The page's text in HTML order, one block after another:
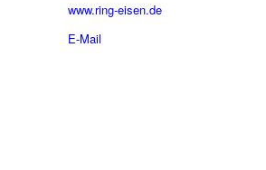
www.ring-eisen.de
E-Mail